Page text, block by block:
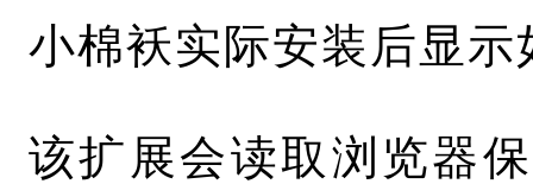
小棉袄实际安装后显示
该扩展会读取浏览器